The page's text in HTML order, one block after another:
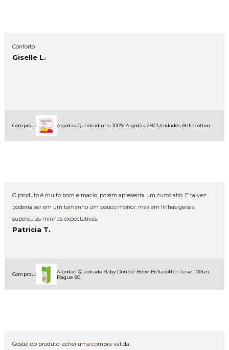
Conforto
Giselle L.
Comprou: Algodão Quadradinho 100% Algodão 250 Unidades Bellacotton
O produto é muito bom e macio, porém apresenta um custo alto. E talvez
poderia ser em um tamanho um pouco menor, mas em linhas gerais
superou as minhas expectativas.
Patricia T.
Comprou:
Algodão Quadrado Baby Double Bebê Bellacotton Leve 100un
Pague 80
Gostei do produto. achei uma compra valida.